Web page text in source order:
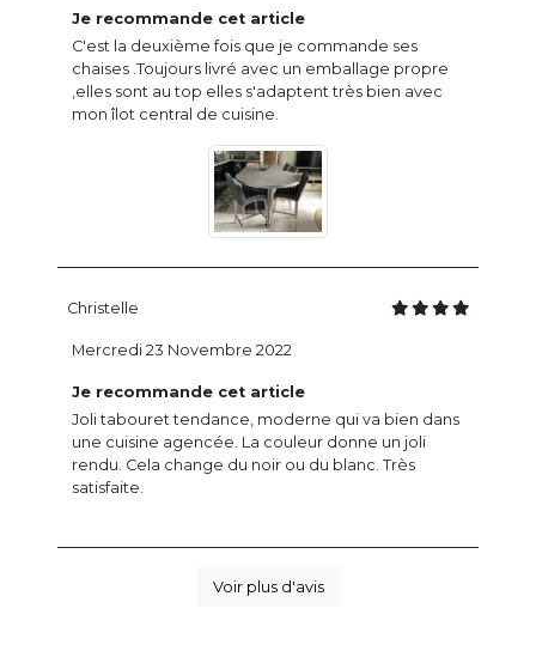
Je recommande cet article
C'est la deuxième fois que je commande ses
chaises .Toujours livré avec un emballage propre
,elles sont au top elles s'adaptent très bien avec
mon îlot central de cuisine.
Christelle
Je recommande cet article
Joli tabouret tendance, moderne qui va bien dans
une cuisine agencée. La couleur donne un joli
rendu. Cela change du noir ou du blanc. Très
satisfaite.
Mercredi 23 Novembre 2022
Voir plus d'avis